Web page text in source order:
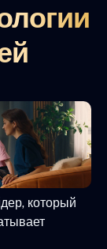
который